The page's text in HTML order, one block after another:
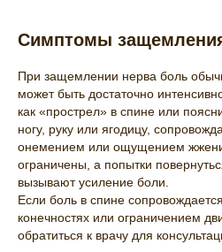
Симптомы
При защемлении нерва боль
может быть достаточно
как «прострел» в спине или
ногу, руку или ягодицу,
онемением или ощущением
ограничены, а попытки
вызывают усиление боли.
Если боль в спине
конечностях или ограничением
обратиться к врачу для